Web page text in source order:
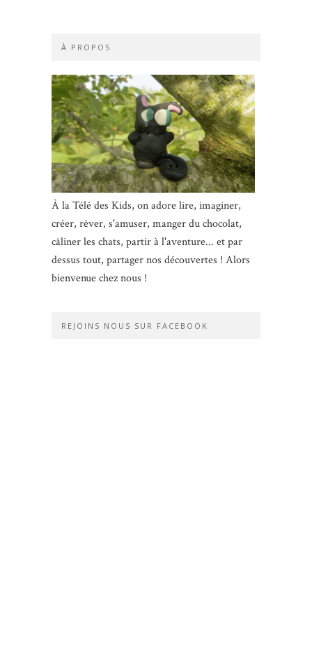
À PROPOS
À la Télé des Kids, on adore lire, imaginer,
créer, rêver, s'amuser, manger du chocolat,
câliner les chats, partir à l'aventure... et par
dessus tout, partager nos découvertes ! Alors
bienvenue chez nous !
REJOINS NOUS SUR FACEBOOK